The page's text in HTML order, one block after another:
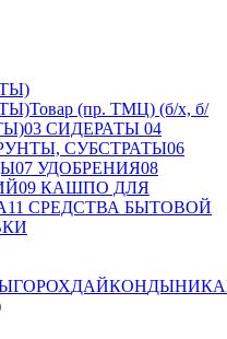
Товар (пр. ТМЦ) (б/х, б/
03 СИДЕРАТЫ 04
СУБСТРАТЫ06
07 УДОБРЕНИЯ08
09 КАШПО ДЛЯ
11 СРЕДСТВА БЫТОВОЙ
ГОРОХДАЙКОНДЫНИ